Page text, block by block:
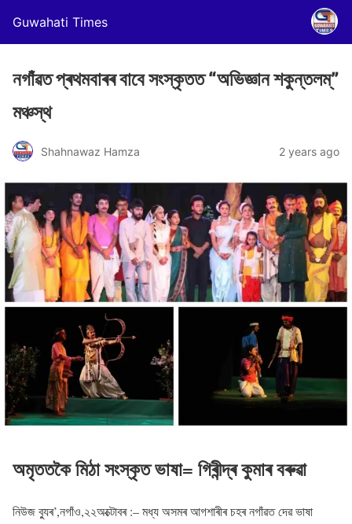
Guwahati Times
নগাঁৱত প্ৰথমবাৰৰ বাবে সংস্কৃতত “অভিজ্ঞান শকুন্তলম্”
মঞ্চস্থ
Shahnawaz Hamza 2 years ago
অমৃততকৈ মিঠা সংস্কৃত ভাষা= গিৰীন্দ্ৰ কুমাৰ বৰুৱা
নিউজ ব্যুৰ’,নগাঁও,২২অক্টোবৰ :– মধ্য অসমৰ আগশাৰীৰ চহৰ নগাঁৱত দেৱ ভাষা